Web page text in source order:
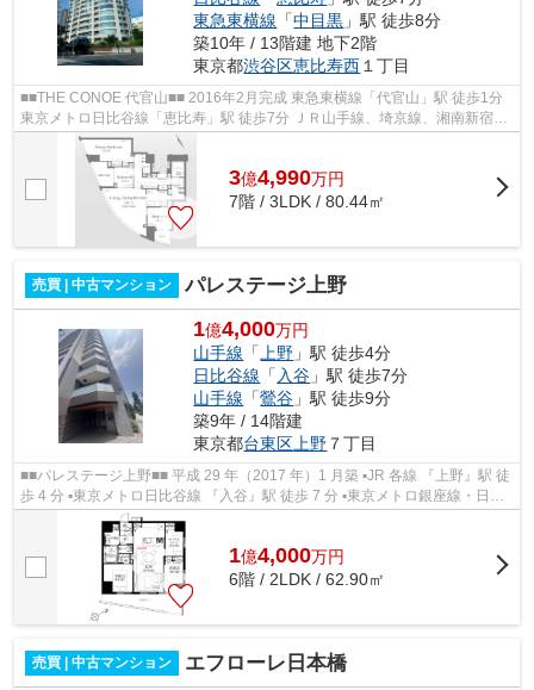
東急東横線 「中目黒 」駅 徒歩8分
築10年 / 13階建 地下2階
東京都渋谷区恵比寿西１丁目
■■THE CONOE 代官山■■ 2016年2月完成 東急東横線「代官山」駅 徒歩1分
東京メトロ日比谷線「恵比寿」駅 徒歩7分 ＪＲ山手線、埼京線、湘南新宿ラ
3億4,990万円
7階 / 3LDK / 80.44㎡
売買 | 中古マンション パレステージ上野
1億4,000万円
山手線 「 上野 」駅 徒歩4分
日比谷線 「 入谷 」駅 徒歩7分
山手線 「鶯谷 」駅 徒歩9分
築9年 / 14階建
東京都台東区 上野 ７丁目
■■パレステージ上野■■ 平成 29 年（2017 年）1 月築 ▪JR 各線 『上野』駅 徒
歩 4 分 ▪東京メトロ日比谷線 『入谷』駅 徒歩 7 分 ▪東京メトロ銀座線・日比
谷線 『上野』駅 徒歩 8 分 ...
1億4,000万円
6階 / 2LDK / 62.90㎡
売買 | 中古マンション エフローレ日本橋